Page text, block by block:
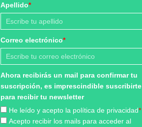
Apellido*
Correo electrónico*
Ahora recibirás un mail para confirmar tu
suscripción, es imprescindible suscribirte
para recibir tu newsletter
He leído y acepto la política de privacidad*
Acepto recibir los mails para acceder al